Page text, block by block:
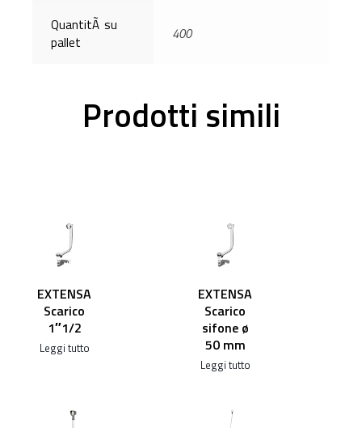
QuantitÃ su
pallet
400
Prodotti simili
EXTENSA
Scarico
1″1/2
Leggi tutto
EXTENSA
Scarico
sifone ø
50 mm
Leggi tutto